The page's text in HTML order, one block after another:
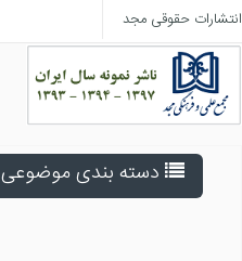
انتشارات حقوقی مجد
دسته بندی موضوعی